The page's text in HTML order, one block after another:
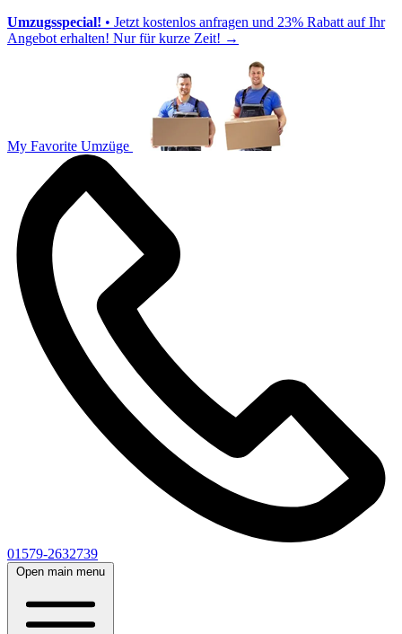
Umzugsspecial! • Jetzt kostenlos anfragen und 23% Rabatt auf Ihr
Angebot erhalten! Nur für kurze Zeit! →
My Favorite Umzüge
01579-2632739
Open main menu